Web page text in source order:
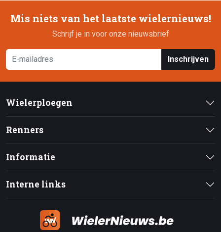
Mis niets van het laatste wielernieuws!
Schrijf je in voor onze nieuwsbrief
Inschrijven
Wielerploegen
Renners
Informatie
Interne links